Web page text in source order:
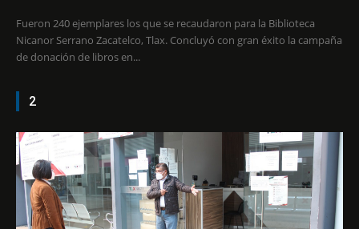
Fueron 240 ejemplares los que se recaudaron para la Biblioteca
Nicanor Serrano Zacatelco, Tlax. Concluyó con gran éxito la campaña
de donación de libros en...
2